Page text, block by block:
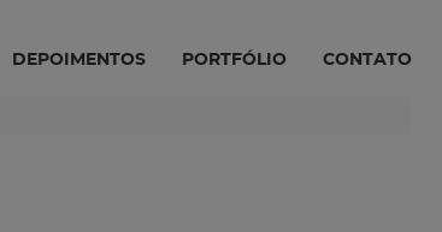
DEPOIMENTOS PORTFÓLIO CONTATO